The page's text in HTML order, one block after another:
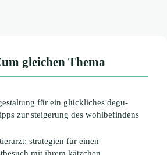
gleichen Thema
für ein glückliches degu-
zur steigerung des wohlbefindens
strategien für einen